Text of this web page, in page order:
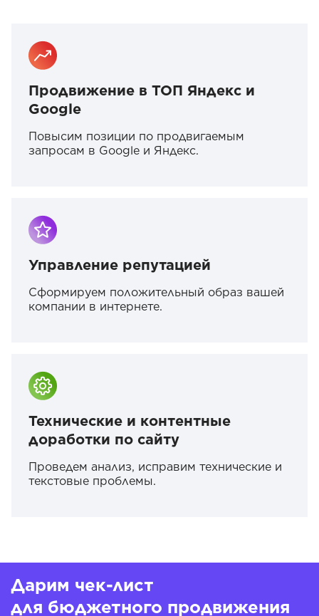
Продвижение в ТОП Яндекс и
Google
Повысим позиции по продвигаемым
запросам в Google и Яндекс.
Управление репутацией
Сформируем положительный образ вашей
компании в интернете.
Технические и контентные
доработки по сайту
Проведем анализ, исправим технические и
текстовые проблемы.
Дарим чек-лист
для бюджетного продвижения